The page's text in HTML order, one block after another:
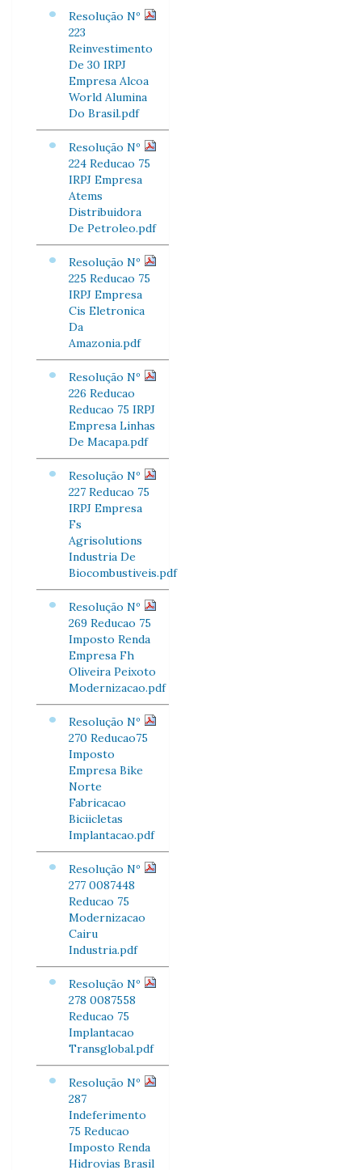
Resolução Nº
223
Reinvestimento
De 30 IRPJ
Empresa Alcoa
World Alumina
Do Brasil.pdf
Resolução Nº
224 Reducao 75
IRPJ Empresa
Atems
Distribuidora
De Petroleo.pdf
Resolução Nº
225 Reducao 75
IRPJ Empresa
Cis Eletronica
Da
Amazonia.pdf
Resolução Nº
226 Reducao
Reducao 75 IRPJ
Empresa Linhas
De Macapa.pdf
Resolução Nº
227 Reducao 75
IRPJ Empresa
Fs
Agrisolutions
Industria De
Biocombustiveis.pdf
Resolução Nº
269 Reducao 75
Imposto Renda
Empresa Fh
Oliveira Peixoto
Modernizacao.pdf
Resolução Nº
270 Reducao75
Imposto
Empresa Bike
Norte
Fabricacao
Biciicletas
Implantacao.pdf
Resolução Nº
277 0087448
Reducao 75
Modernizacao
Cairu
Industria.pdf
Resolução Nº
278 0087558
Reducao 75
Implantacao
Transglobal.pdf
Resolução Nº
287
Indeferimento
75 Reducao
Imposto Renda
Hidrovias Brasil